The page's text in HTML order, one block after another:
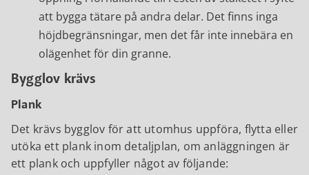
att bygga tätare på andra delar. Det finns inga
höjdbegränsningar, men det får inte innebära en
olägenhet för din granne.
Bygglov krävs
Plank
Det krävs bygglov för att utomhus uppföra, flytta eller
utöka ett plank inom detaljplan, om anläggningen är
ett plank och uppfyller något av följande: